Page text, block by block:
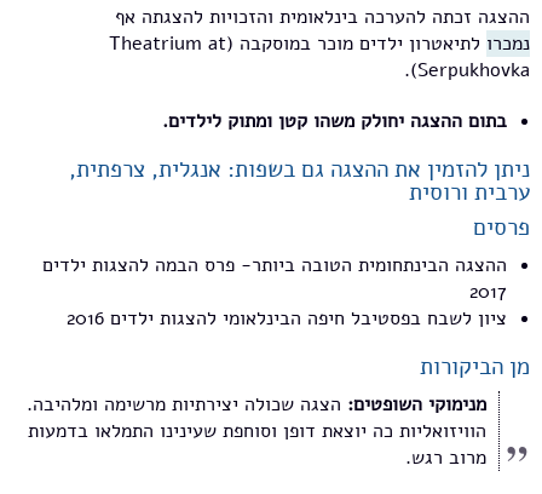
ההצגה זכתה להערכה בינלאומית והזכויות להצגתה אף
נמכרו
לתיאטרון ילדים מוכר במוסקבה (Theatrium at
Serpukhovka).
בתום ההצגה יחולק משהו קטן ומתוק לילדים.
ניתן להזמין את ההצגה גם בשפות: אנגלית, צרפתית,
ערבית ורוסית
פרסים
ההצגה הבינתחומית הטובה ביותר- פרס הבמה להצגות ילדים
2017
ציון לשבח בפסטיבל חיפה הבינלאומי להצגות ילדים 2016
מן הביקורות
מנימוקי השופטים: הצגה שכולה יצירתיות מרשימה ומלהיבה.
הוויזואליות כה יוצאת דופן וסוחפת שעינינו התמלאו בדמעות
מרוב רגש.